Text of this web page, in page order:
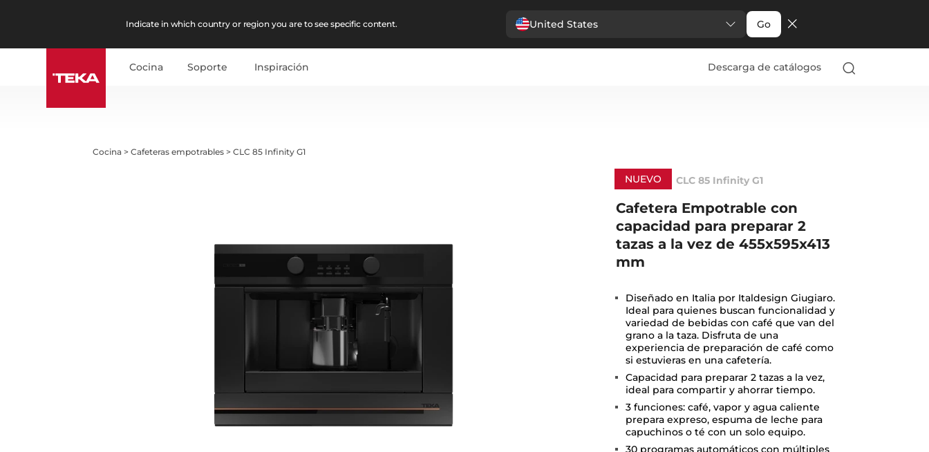
Indicate in which country or region you are to see specific content. United States Go
Cocina Soporte Inspiración Descarga de catálogos
Cocina >Cafeteras empotrables >CLC 85 Infinity G1
NUEVO CLC 85 Infinity G1
Cafetera Empotrable con
capacidad para preparar 2
tazas a la vez de 455x595x413
mm
Diseñado en Italia por Italdesign Giugiaro.
Ideal para quienes buscan funcionalidad y
variedad de bebidas con café que van del
grano a la taza. Disfruta de una
experiencia de preparación de café como
si estuvieras en una cafetería.
Capacidad para preparar 2 tazas a la vez,
ideal para compartir y ahorrar tiempo.
3 funciones: café, vapor y agua caliente
prepara expreso, espuma de leche para
capuchinos o té con un solo equipo.
30 programas automáticos con múltiples